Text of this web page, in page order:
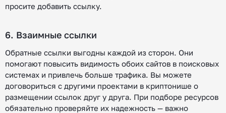
просите добавить ссылку.
6. Взаимные ссылки
Обратные ссылки выгодны каждой из сторон. Они
помогают повысить видимость обоих сайтов в поисковых
системах и привлечь больше трафика. Вы можете
договориться с другими проектами в криптонише о
размещении ссылок друг у друга. При подборе ресурсов
обязательно проверяйте их надежность — важно